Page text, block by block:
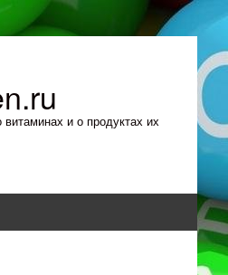
и о продуктах их